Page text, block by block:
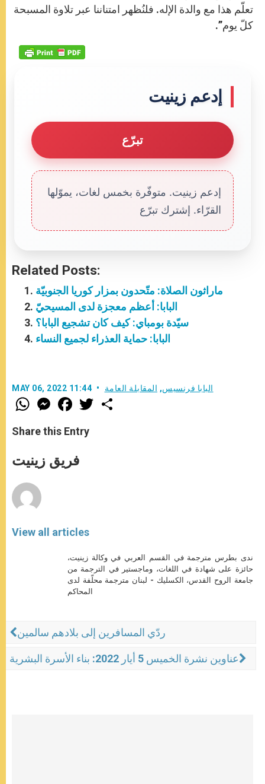
تعلّم هذا مع والدة الإله. فلنُظهر امتناننا عبر تلاوة المسبحة
كلّ يوم”.
إدعم زينيت
تبرّع
إدعم زينيت. متوفّرة بخمس لغات، يموّلها
القرّاء. إشترك تبرّع
Related Posts:
ماراثون الصلاة: متّحدون بمزار كوريا الجنوبيّة
البابا: أعظم معجزة لدى المسيحيّ
سيّدة بومباي: كيف كان تشجيع البابا؟
البابا: حماية العذراء لجميع النساء
MAY 06, 2022 11:44 البابا فرنسيس, المقابلة العامة
W
h
t
s
p
p
M
e
s
e
g
e
F
a
e
b
o
k
w
Share this Entry
فريق زينيت
View all articles
ندى بطرس مترجمة في القسم العربي في وكالة زينيت،
حائزة على شهادة في اللغات، وماجستير في الترجمة من
جامعة الروح القدس، الكسليك - لبنان مترجمة محلّفة لدى
المحاكم
ردّي المسافرين إلى بلادهم سالمين
عناوين نشرة الخميس 5 أيار 2022: بناء الأسرة البشرية